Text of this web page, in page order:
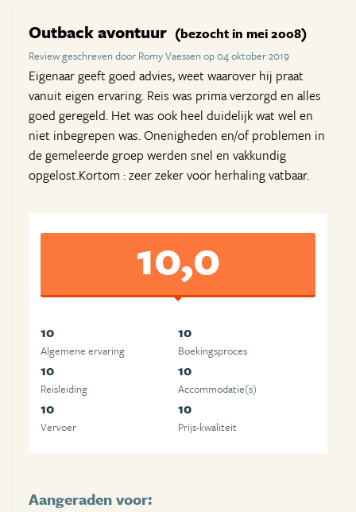
Outback avontuur (bezocht in mei 2008)
Review geschreven door Romy Vaessen op 04 oktober 2019
Eigenaar geeft goed advies, weet waarover hij praat
vanuit eigen ervaring. Reis was prima verzorgd en alles
goed geregeld. Het was ook heel duidelijk wat wel en
niet inbegrepen was. Onenigheden en/of problemen in
de gemeleerde groep werden snel en vakkundig
opgelost.Kortom : zeer zeker voor herhaling vatbaar.
10,0
10
Algemene ervaring
10
Boekingsproces
10
Reisleiding
10
Accommodatie(s)
10
Vervoer
10
Prijs-kwaliteit
Aangeraden voor: